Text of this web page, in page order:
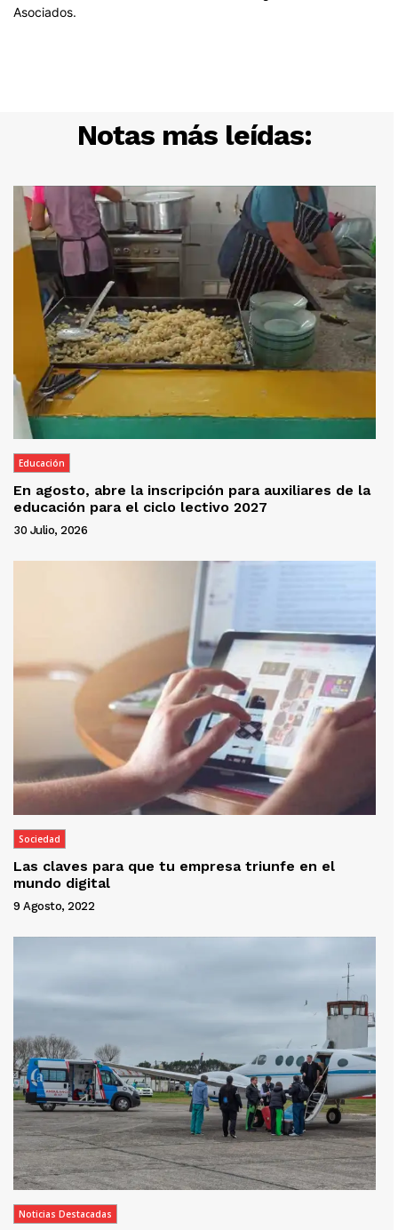
Notas más leídas:
Educación
En agosto, abre la inscripción para auxiliares de la
educación para el ciclo lectivo 2027
30 Julio, 2026
Sociedad
Las claves para que tu empresa triunfe en el
mundo digital
9 Agosto, 2022
Noticias Destacadas